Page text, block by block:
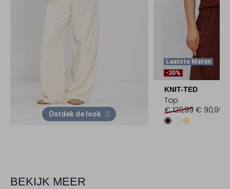
Ontdek de look
Laatste Maten
-30%
KNIT-TED
Top
€ 129,99 € 90,99
BEKIJK MEER